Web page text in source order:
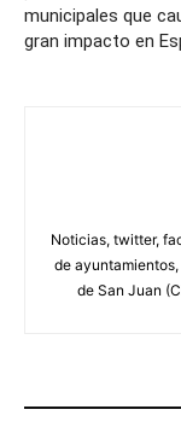
municipales que
gran impacto en
Noticias, twitter,
de
de San Juan